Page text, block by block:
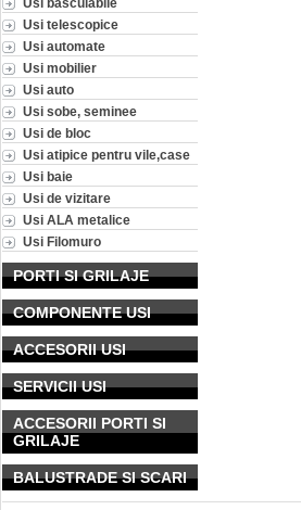
Usi telescopice
Usi automate
Usi mobilier
Usi auto
Usi sobe, seminee
Usi de bloc
Usi atipice pentru vile,case
Usi baie
Usi de vizitare
Usi ALA metalice
Usi Filomuro
PORTI SI GRILAJE
COMPONENTE USI
ACCESORII USI
SERVICII USI
ACCESORII PORTI SI
GRILAJE
BALUSTRADE SI SCARI